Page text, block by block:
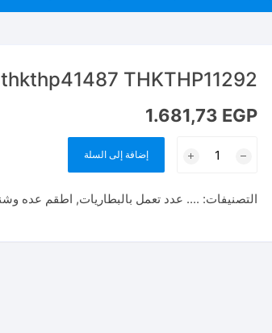
thkthp41487 THKTHP11292 شنطه عده 148 قطعه توتال
1.681,73 EGP
thkthp41487
شنطه
إضافة إلى السلة
التصنيفات: .... عدد تعمل بالبطاريات, اطقم عده